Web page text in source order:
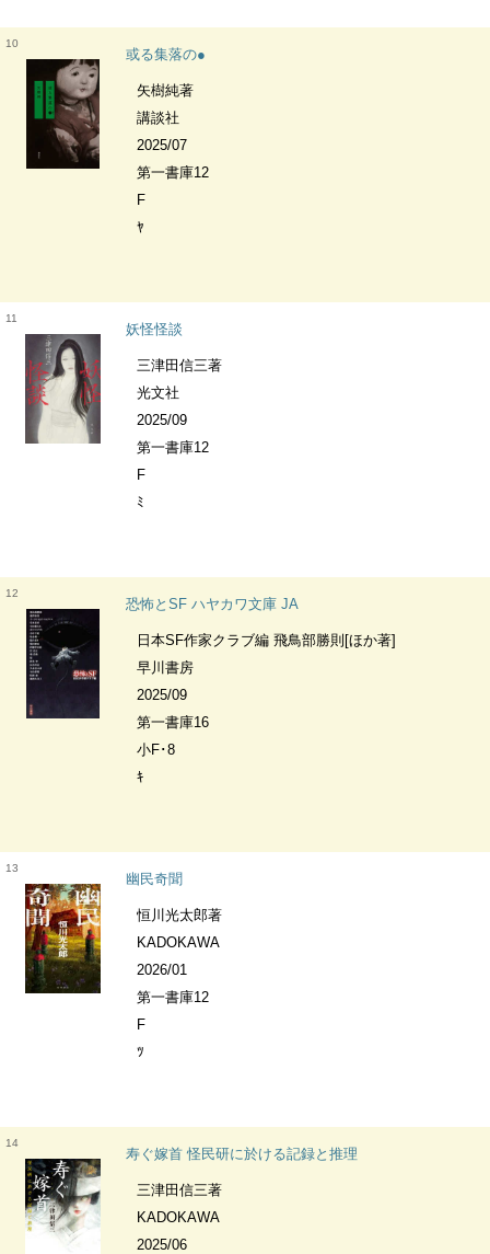
10
或る集落の●
矢樹純著
講談社
2025/07
第一書庫12
F
ﾔ
11
妖怪怪談
三津田信三著
光文社
2025/09
第一書庫12
F
ﾐ
12
恐怖とSF ハヤカワ文庫 JA
日本SF作家クラブ編 飛鳥部勝則[ほか著]
早川書房
2025/09
第一書庫16
小F･8
ｷ
13
幽民奇聞
恒川光太郎著
KADOKAWA
2026/01
第一書庫12
F
ﾂ
14
寿ぐ嫁首 怪民研に於ける記録と推理
三津田信三著
KADOKAWA
2025/06